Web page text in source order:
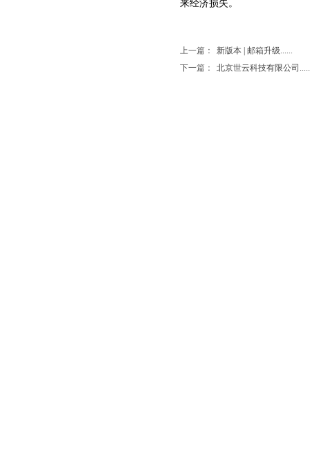
来经济损失。
上一篇：
新版本 | 邮箱升级......
下一篇：
北京世云科技有限公司